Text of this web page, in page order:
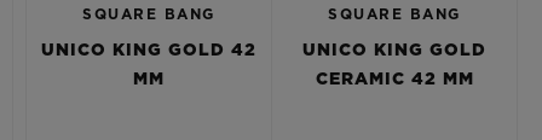
SQUARE BANG
UNICO KING GOLD 42
MM
SQUARE BANG
UNICO KING GOLD
CERAMIC 42 MM